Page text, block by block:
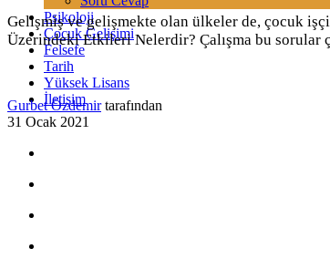
Psikoloji
Çocuk Gelişimi
Felsefe
Tarih
Yüksek Lisans
İletişim
Gelişmiş ve gelişmekte olan ülkeler de, çocuk
Üzerindeki Etkileri Nelerdir? Çalışma bu sorular
Gurbet Özdemir tarafından
31 Ocak 2021